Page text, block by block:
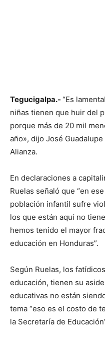
Tegucigalpa.- “Es
niñas tienen que huir del
porque más de 20 mil
año», dijo José
Alianza.
En declaraciones a
Ruelas señaló que “en
población infantil sufre
los que están aquí no
hemos tenido el mayor
educación en Honduras”.
Según Ruelas, los
educación, tienen su
educativas no están
tema “eso es el costo de
la Secretaría de